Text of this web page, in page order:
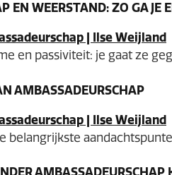
EN WEERSTAND: ZO GA JE
en passiviteit: je gaat ze
AMBASSADEURSCHAP
belangrijkste